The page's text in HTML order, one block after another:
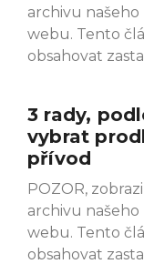
archivu
webu. Tento
obsahovat
3 rady,
vybrat
přívod
POZOR,
archivu
webu. Tento
obsahovat